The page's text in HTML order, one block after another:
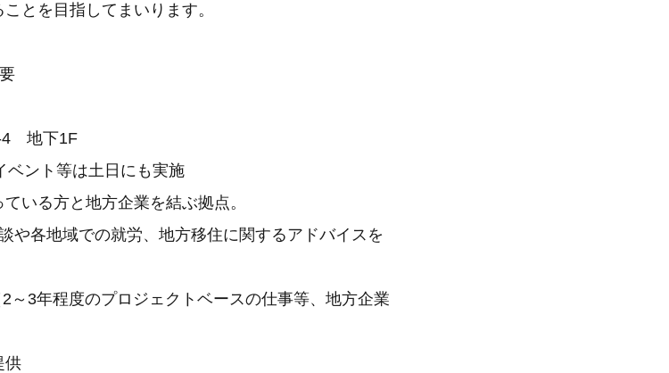
とを目指してまいります。
地下1F
ント等は土日にも実施
いる方と地方企業を結ぶ拠点。
地域での就労、地方移住に関するアドバイスを
程度のプロジェクトベースの仕事等、地方企業